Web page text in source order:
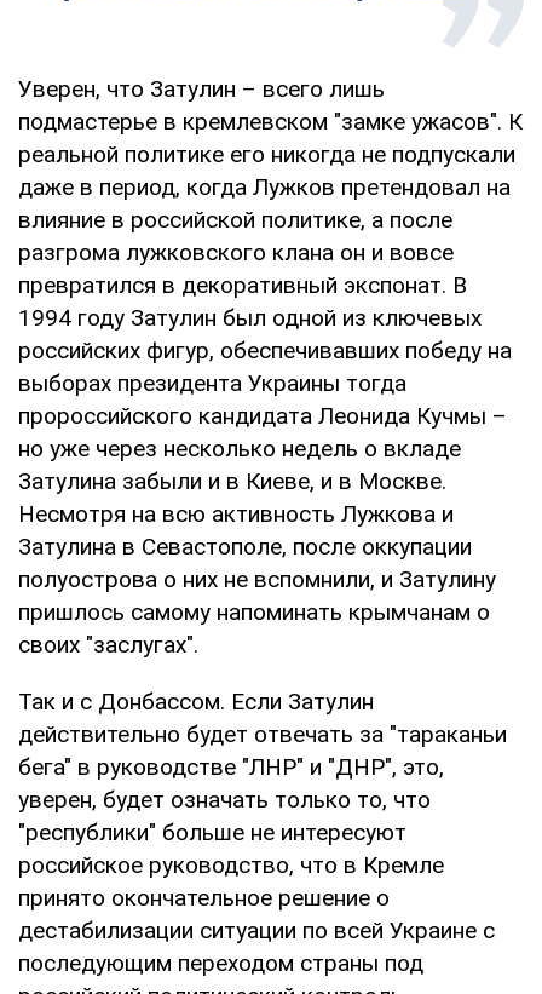
Уверен, что Затулин – всего лишь
подмастерье в кремлевском "замке ужасов". К
реальной политике его никогда не подпускали
даже в период, когда Лужков претендовал на
влияние в российской политике, а после
разгрома лужковского клана он и вовсе
превратился в декоративный экспонат. В
1994 году Затулин был одной из ключевых
российских фигур, обеспечивавших победу на
выборах президента Украины тогда
пророссийского кандидата Леонида Кучмы –
но уже через несколько недель о вкладе
Затулина забыли и в Киеве, и в Москве.
Несмотря на всю активность Лужкова и
Затулина в Севастополе, после оккупации
полуострова о них не вспомнили, и Затулину
пришлось самому напоминать крымчанам о
своих "заслугах".
Так и с Донбассом. Если Затулин
действительно будет отвечать за "тараканьи
бега" в руководстве "ЛНР" и "ДНР", это,
уверен, будет означать только то, что
"республики" больше не интересуют
российское руководство, что в Кремле
принято окончательное решение о
дестабилизации ситуации по всей Украине с
последующим переходом страны под